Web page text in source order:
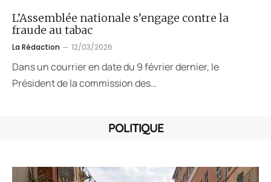
L’Assemblée nationale s’engage contre la
fraude au tabac
La Rédaction 12/03/2026
Dans un courrier en date du 9 février dernier, le
Président de la commission des…
POLITIQUE